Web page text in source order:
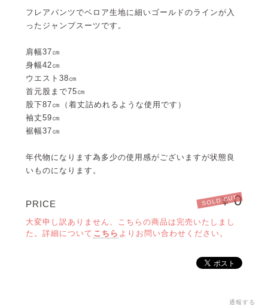
フレアパンツでベロア生地に細いゴールドのラインが入
ったジャンプスーツです。
肩幅37㎝
身幅42㎝
ウエスト38㎝
首元股まで75㎝
股下87㎝（着丈詰めれるような使用です）
袖丈59㎝
裾幅37㎝
年代物になります為多少の使用感がございますが状態良
いものになります。
PRICE ¥0
SOLD OUT
大変申し訳ありません、こちらの商品は完売いたしまし
た。詳細について こちら よりお問い合わせください。
通報する